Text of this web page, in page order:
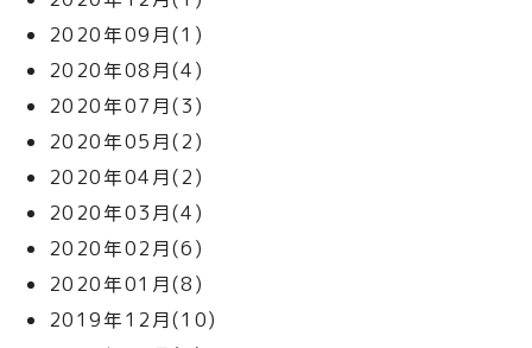
2020年09月(1)
2020年08月(4)
2020年07月(3)
2020年05月(2)
2020年04月(2)
2020年03月(4)
2020年02月(6)
2020年01月(8)
2019年12月(10)